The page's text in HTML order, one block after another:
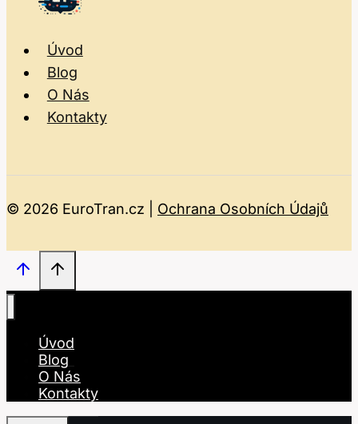
Úvod
Blog
O Nás
Kontakty
© 2026 EuroTran.cz | Ochrana Osobních Údajů
Úvod
Blog
O Nás
Kontakty